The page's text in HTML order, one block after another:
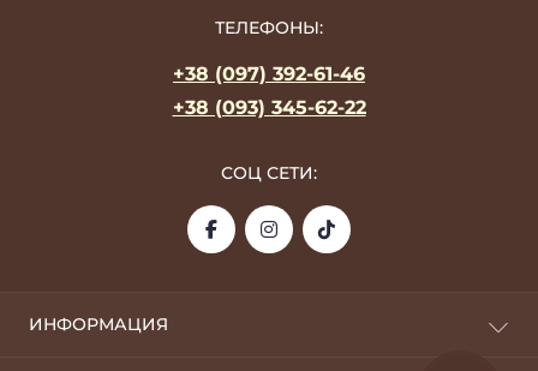
ТЕЛЕФОНЫ:
+38 (097) 392-61-46
+38 (093) 345-62-22
СОЦ СЕТИ:
ИНФОРМАЦИЯ